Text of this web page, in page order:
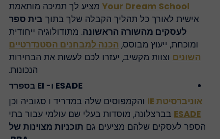
Your Dream Schoolמציע לך תמיכה מותאמת
אישית לאורך כל תהליך הקבלה שלך בתוךבית ספר
לעסקים מהשורה הראשונה. מתודולוגיה ייחודית
ומוכחת, ייעוץ מבוסס,הכנה למבחנים הסטנדרטיים
השוניםוצוות מקשיב, יעזרו לכם לעשות את הבחירות
הנכונות.
ESADE ו- EI בספרד
אוניברסיטת IE והקמפוסים שלה במדריד ו סגוביה וכן
ESADEבברצלונה, מוסדות בעלי שם עולמי עבור בתי
הספר לעסקים שלהם מציעים גםתוכניות מצוינות של